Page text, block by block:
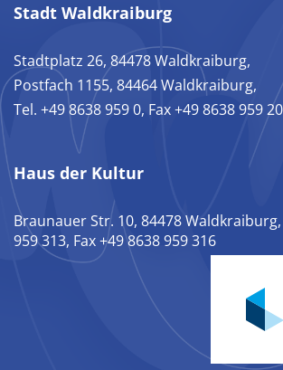
Stadt Waldkraiburg
Stadtplatz 26, 84478 Waldkraiburg,
Postfach 1155, 84464 Waldkraiburg,
Tel. +49 8638 959 0, Fax +49 8638 959
Haus der Kultur
Braunauer Str. 10, 84478 Waldkraiburg,
959 313, Fax +49 8638 959 316